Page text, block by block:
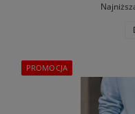
PROMOCJA